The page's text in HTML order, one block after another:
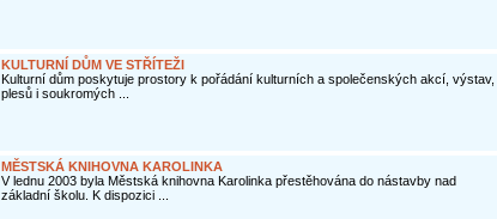
KULTURNÍ DŮM VE STŘÍTEŽI
Kulturní dům poskytuje prostory k pořádání kulturních a společenských akcí, výstav,
plesů i soukromých ...
MĚSTSKÁ KNIHOVNA KAROLINKA
V lednu 2003 byla Městská knihovna Karolinka přestěhována do nástavby nad
základní školu. K dispozici ...